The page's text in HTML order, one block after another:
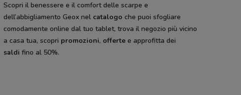
Cam Dacia Hype
Scopri il benessere e il comfort delle scarpe e
dell’abbigliamento Geox nel catalogo che puoi sfogliare
comodamente online dal tuo tablet, trova il negozio più vicino
a casa tua, scopri promozioni, offerte e approfitta dei
saldi fino al 50%.